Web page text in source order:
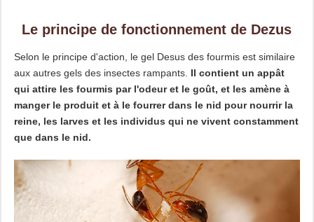
Le principe de fonctionnement de Dezus
Selon le principe d'action, le gel Desus des fourmis est similaire
aux autres gels des insectes rampants. Il contient un appât
qui attire les fourmis par l'odeur et le goût, et les amène à
manger le produit et à le fourrer dans le nid pour nourrir la
reine, les larves et les individus qui ne vivent constamment
que dans le nid.